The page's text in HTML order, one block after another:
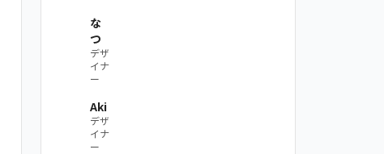
な
つ
デザ
イナ
ー
Aki
デザ
イナ
ー